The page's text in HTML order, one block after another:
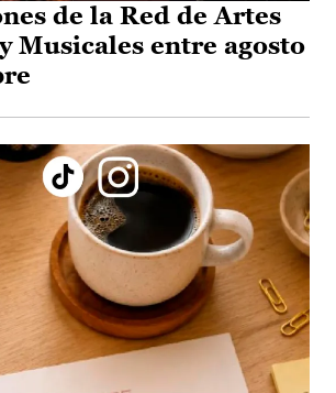
de la Red de Artes
Musicales entre agosto